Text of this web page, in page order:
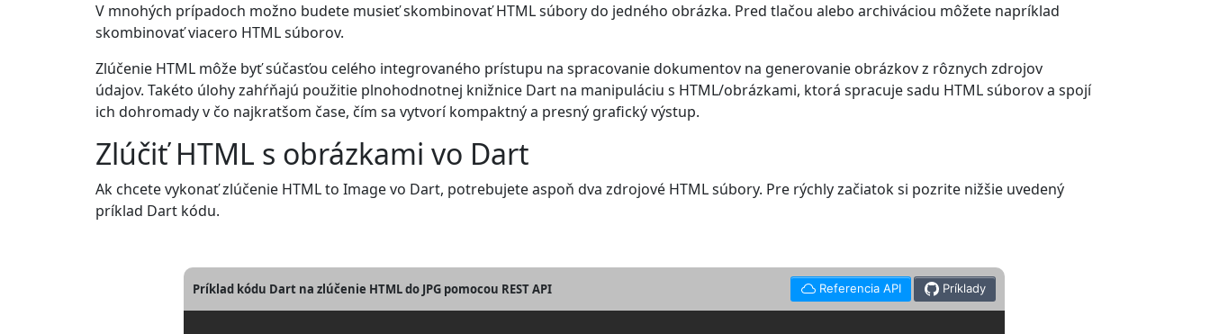
V mnohých prípadoch možno budete musieť skombinovať HTML súbory do jedného obrázka. Pred tlačou alebo archiváciou môžete napríklad
skombinovať viacero HTML súborov.
Zlúčenie HTML môže byť súčasťou celého integrovaného prístupu na spracovanie dokumentov na generovanie obrázkov z rôznych zdrojov
údajov. Takéto úlohy zahŕňajú použitie plnohodnotnej knižnice Dart na manipuláciu s HTML/obrázkami, ktorá spracuje sadu HTML súborov a spojí
ich dohromady v čo najkratšom čase, čím sa vytvorí kompaktný a presný grafický výstup.
Zlúčiť HTML s obrázkami vo Dart
Ak chcete vykonať zlúčenie HTML to Image vo Dart, potrebujete aspoň dva zdrojové HTML súbory. Pre rýchly začiatok si pozrite nižšie uvedený
príklad Dart kódu.
Príklad kódu Dart na zlúčenie HTML do JPG pomocou REST API Referencia API Príklady